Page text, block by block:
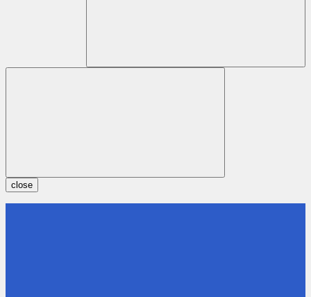
close